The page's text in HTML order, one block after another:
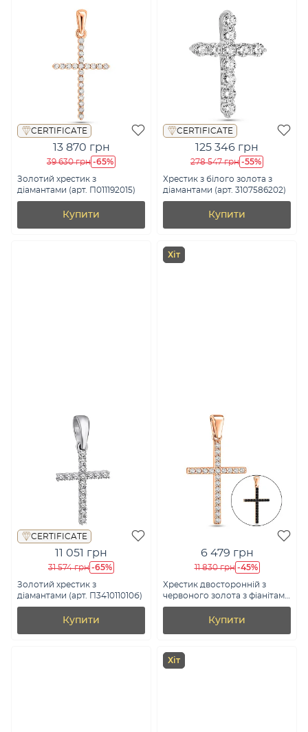
CERTIFICATE
13 870 грн
39 630 грн -65%
Золотий хрестик з
діамантами (арт. П011192015)
Купити
CERTIFICATE
125 346 грн
278 547 грн -55%
Хрестик з білого золота з
діамантами (арт. 3107586202)
Купити
CERTIFICATE
11 051 грн
31 574 грн -65%
Золотий хрестик з
діамантами (арт. П341011010б)
Купити
Хіт
6 479 грн
11 830 грн -45%
Хрестик двосторонній з
червоного золота з фіанітами
(арт. 440419ч)
Купити
Хіт